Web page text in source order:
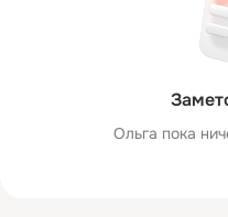
Ольга пока